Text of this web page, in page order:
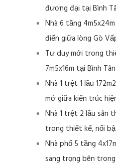
đương đại tại Bình
Nhà 6 tầng
điển giữa lòng Gò
Tư duy mới trong
7m5x16m tại Bình Tân
Nhà 1 trệt 1 lầu
mở giữa kiến trúc
Nhà 1 trệt 2 lầu sân
trong thiết kế, nổi
Nhà phố 5 tầng
sang trọng bên